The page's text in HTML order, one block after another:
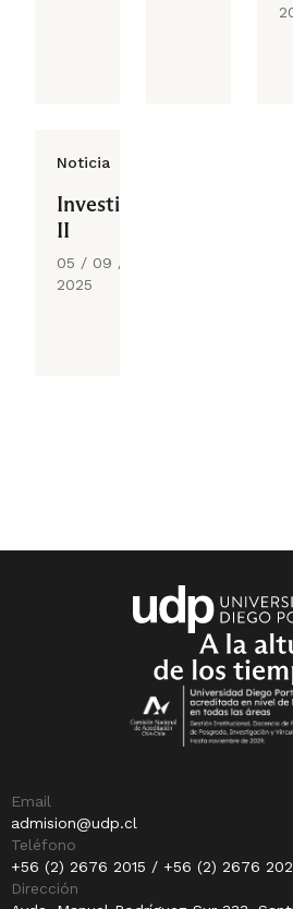
Noticia
Investigación
II
05 / 09 /
2025
Email
admision@udp.cl
Teléfono
+56 (2) 2676 2015 / +56 (2) 2676
Dirección